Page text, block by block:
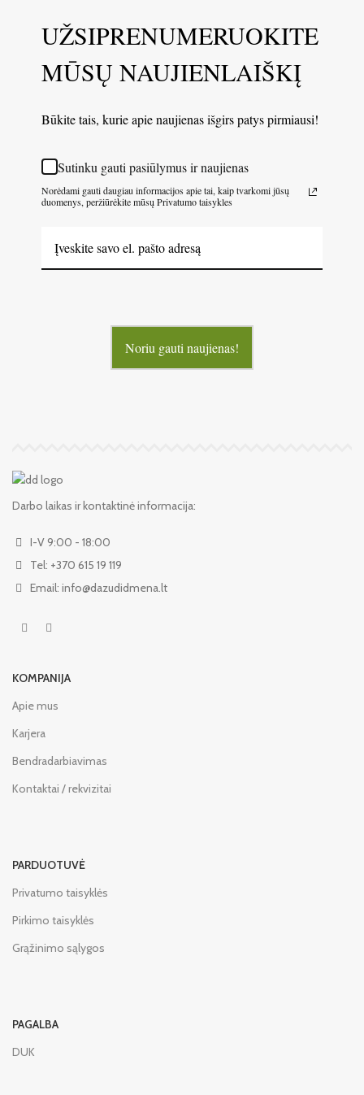
UŽSIPRENUMERUOKITE
MŪSŲ NAUJIENLAIŠKĮ
Būkite tais, kurie apie naujienas išgirs patys pirmiausi!
Sutinku gauti pasiūlymus ir naujienas
Norėdami gauti daugiau informacijos apie tai, kaip tvarkomi jūsų
duomenys, peržiūrėkite mūsų Privatumo taisykles
Noriu gauti naujienas!
Darbo laikas ir kontaktinė informacija:
I-V 9:00 - 18:00
Tel: +370 615 19 119
Email: info@dazudidmena.lt
KOMPANIJA
Apie mus
Karjera
Bendradarbiavimas
Kontaktai / rekvizitai
PARDUOTUVĖ
Privatumo taisyklės
Pirkimo taisyklės
Grąžinimo sąlygos
PAGALBA
DUK